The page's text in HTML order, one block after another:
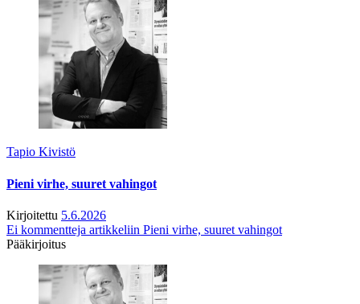
Tapio Kivistö
Pieni virhe, suuret vahingot
Kirjoitettu 5.6.2026
Ei kommentteja artikkeliin Pieni virhe, suuret vahingot
Pääkirjoitus